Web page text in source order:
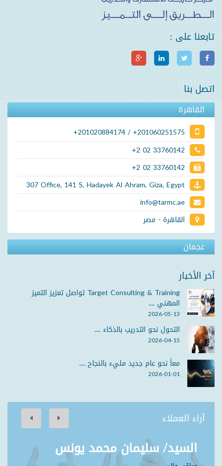
تابعنا على :
اتصل بنا
القاهرة
+201020884174 / +201060251575
+2 02 33760142
+2 02 33760142
307 Office, 141 S, Hadayek Al Ahram, Giza, Egypt
info@tarmc.ae
القاهرة - مصر
عجمان
آخر الأخبار
Target Consulting & Training تواصل تعزيز التميز
المهني ....
2026-05-13
التحول نحو التدريب بالذكاء ....
2026-04-15
معاً نحو عام جديد مليء بالنجاح ....
2026-01-01
آراء العملاء
السيد/ سليمان محمد يونس